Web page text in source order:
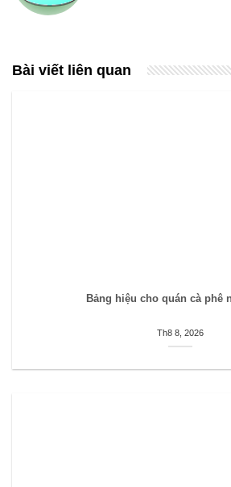
Bài viết liên quan
Bảng hiệu cho quán cà phê
Th8 8, 2026